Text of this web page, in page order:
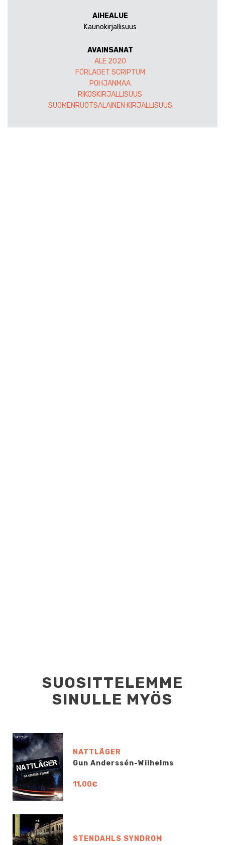
AIHEALUE
Kaunokirjallisuus
AVAINSANAT
ALE 2020
FÖRLAGET SCRIPTUM
POHJANMAA
RIKOSKIRJALLISUUS
SUOMENRUOTSALAINEN KIRJALLISUUS
SUOSITTELEMME
SINULLE MYÖS
NATTLÄGER
Gun Anderssén-Wilhelms
11,00€
STENDAHLS SYNDROM